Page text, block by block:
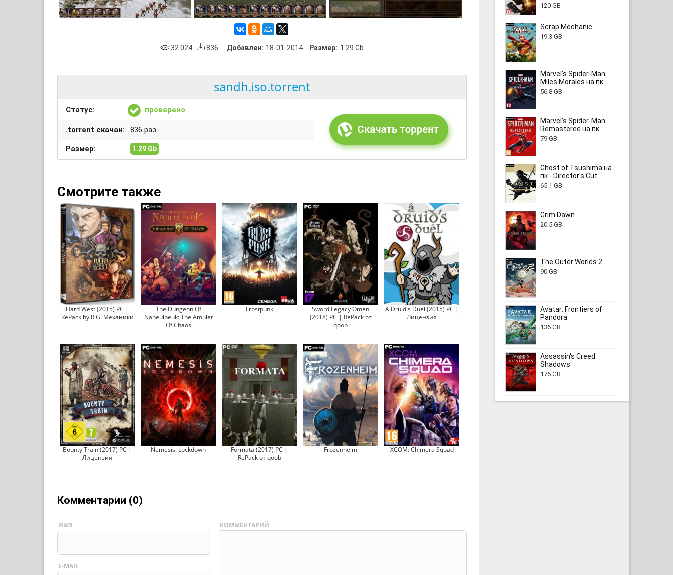
32 024 836 Добавлен: 18-01-2014 Размер: 1.29 Gb
sandh.iso.torrent
Статус: проверено
.torrent скачан: 836 раз
Размер: 1.29 Gb
Смотрите также
Hard West (2015) PC |
RePack by R.G. Механики
The Dungeon Of
Naheulbeuk: The Amulet
Of Chaos
Frostpunk
Sword Legacy Omen
(2018) PC | RePack от
qoob
A Druid's Duel (2015) PC |
Лицензия
Bounty Train (2017) PC |
Лицензия
Nemesis: Lockdown
Formata (2017) PC |
RePack от qoob
Frozenheim XCOM: Chimera Squad
Комментарии (0)
ИМЯ
E-MAIL
КОММЕНТАРИЙ
120 GB
Scrap Mechanic
19.3 GB
Marvel’s Spider-Man:
Miles Morales на пк
56.8 GB
Marvel’s Spider-Man
Remastered на пк
79 GB
Ghost of Tsushima на
пк - Director's Cut
65.1 GB
Grim Dawn
20.5 GB
The Outer Worlds 2
90 GB
Avatar: Frontiers of
Pandora
136 GB
Assassin's Creed
Shadows
176 GB